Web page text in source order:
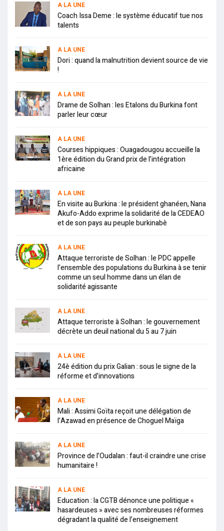
A LA UNE
Coach Issa Deme : le système éducatif tue nos
talents
A LA UNE
Dori : quand la malnutrition devient source de vie
!
A LA UNE
Drame de Solhan : les Etalons du Burkina font
parler leur cœur
A LA UNE
Courses hippiques : Ouagadougou accueille la
1ère édition du Grand prix de l’intégration
africaine
A LA UNE
En visite au Burkina : le président ghanéen, Nana
Akufo-Addo exprime la solidarité de la CEDEAO
et de son pays au peuple burkinabè
A LA UNE
Attaque terroriste de Solhan : le PDC appelle
l’ensemble des populations du Burkina à se tenir
comme un seul homme dans un élan de
solidarité agissante
A LA UNE
Attaque terroriste à Solhan : le gouvernement
décrète un deuil national du 5 au 7 juin
A LA UNE
24è édition du prix Galian : sous le signe de la
réforme et d’innovations
A LA UNE
Mali : Assimi Goïta reçoit une délégation de
l’Azawad en présence de Choguel Maïga
A LA UNE
Province de l’Oudalan : faut-il craindre une crise
humanitaire !
A LA UNE
Education : la CGTB dénonce une politique «
hasardeuses » avec ses nombreuses réformes
dégradant la qualité de l’enseignement